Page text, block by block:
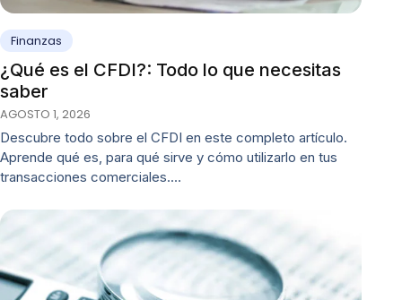
Finanzas
¿Qué es el CFDI?: Todo lo que necesitas
saber
AGOSTO 1, 2026
Descubre todo sobre el CFDI en este completo artículo.
Aprende qué es, para qué sirve y cómo utilizarlo en tus
transacciones comerciales.…